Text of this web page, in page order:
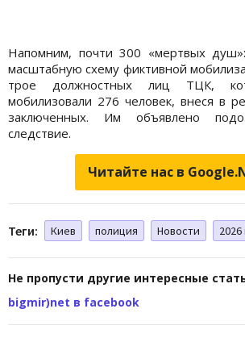
Напомним, почти 300 «мертвых
масштабную схему фиктивной
трое должностных лиц ТЦК,
мобилизовали 276 человек, внеся в
заключенных. Им объявлено
следствие.
Читайте нас в
Теги: Киев полиция Новости 2026
Не пропусти другие интересные
bigmir)net в facebook